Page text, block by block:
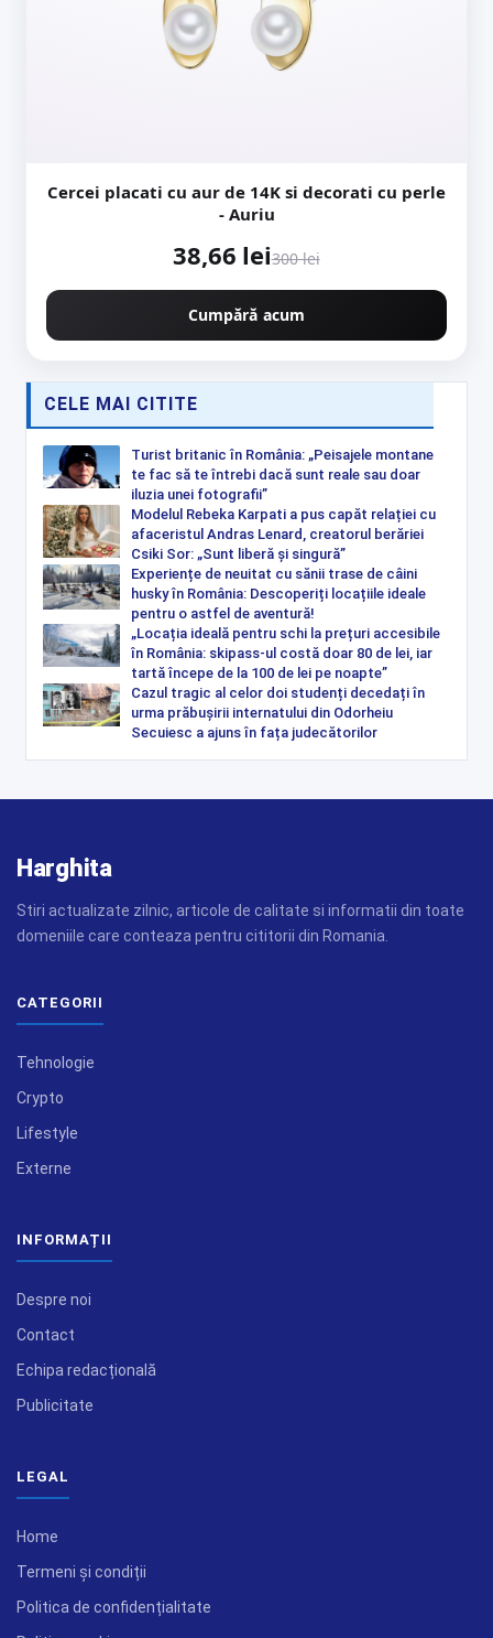
Cercei placati cu aur de 14K si decorati cu perle
- Auriu
38,66 lei300 lei
Cumpără acum
CELE MAI CITITE
Turist britanic în România: „Peisajele montane
te fac să te întrebi dacă sunt reale sau doar
iluzia unei fotografii”
Modelul Rebeka Karpati a pus capăt relației cu
afaceristul Andras Lenard, creatorul berăriei
Csiki Sor: „Sunt liberă și singură”
Experiențe de neuitat cu sănii trase de câini
husky în România: Descoperiți locațiile ideale
pentru o astfel de aventură!
„Locația ideală pentru schi la prețuri accesibile
în România: skipass-ul costă doar 80 de lei, iar
tartă începe de la 100 de lei pe noapte”
Cazul tragic al celor doi studenți decedați în
urma prăbușirii internatului din Odorheiu
Secuiesc a ajuns în fața judecătorilor
Harghita
Stiri actualizate zilnic, articole de calitate si informatii din toate
domeniile care conteaza pentru cititorii din Romania.
CATEGORII
Tehnologie
Crypto
Lifestyle
Externe
INFORMAȚII
Despre noi
Contact
Echipa redacțională
Publicitate
LEGAL
Home
Termeni și condiții
Politica de confidențialitate